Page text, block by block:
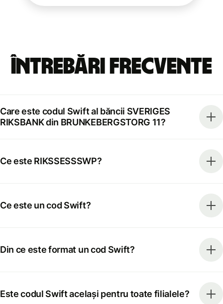
Întrebări frecvente
Care este codul Swift al băncii SVERIGES
RIKSBANK din BRUNKEBERGSTORG 11?
Ce este RIKSSESSSWP?
Ce este un cod Swift?
Din ce este format un cod Swift?
Este codul Swift același pentru toate filialele?